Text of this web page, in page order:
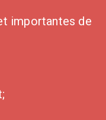
importantes de